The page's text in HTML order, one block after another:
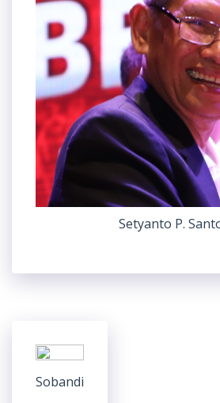
Setyanto P.
Sobandi